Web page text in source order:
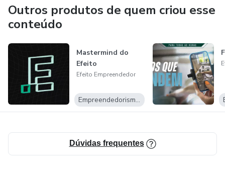
http://www.alexmoro.com.br
Outros produtos de quem criou esse
conteúdo
Mastermind do
Efeito
Efeito Empreendedor
Empreendedorismo Digital
Dúvidas frequentes